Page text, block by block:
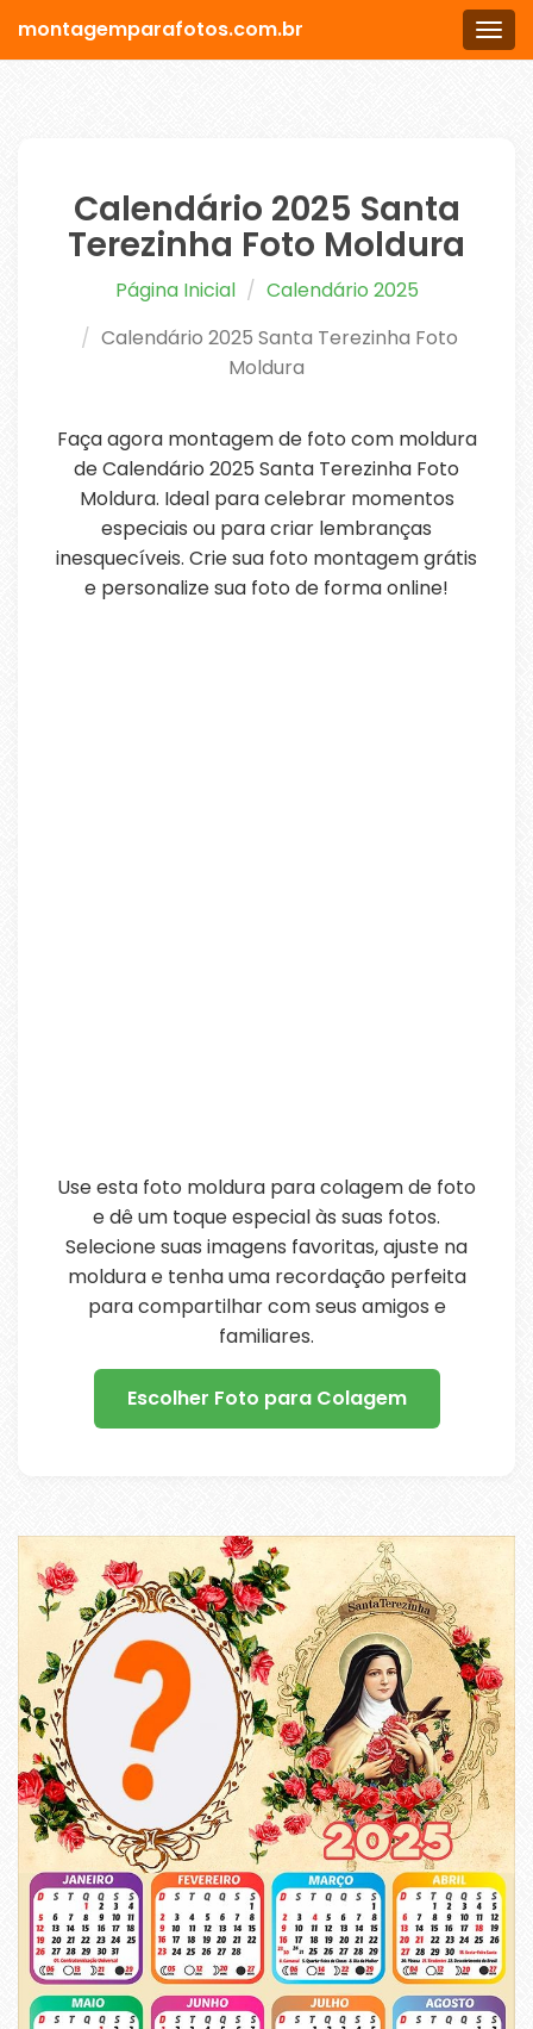
Menu
montagemparafotos.com.br
Calendário 2025 Santa
Terezinha Foto Moldura
Página Inicial
Calendário 2025
Calendário 2025 Santa Terezinha Foto
Moldura
Faça agora montagem de foto com moldura
de Calendário 2025 Santa Terezinha Foto
Moldura. Ideal para celebrar momentos
especiais ou para criar lembranças
inesquecíveis. Crie sua foto montagem grátis
e personalize sua foto de forma online!
Use esta foto moldura para colagem de foto
e dê um toque especial às suas fotos.
Selecione suas imagens favoritas, ajuste na
moldura e tenha uma recordação perfeita
para compartilhar com seus amigos e
familiares.
Escolher Foto para Colagem